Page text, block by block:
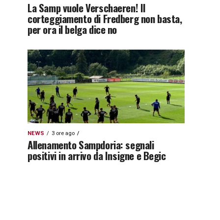
La Samp vuole Verschaeren! Il
corteggiamento di Fredberg non basta,
per ora il belga dice no
NEWS 3 ore ago
Allenamento Sampdoria: segnali
positivi in arrivo da Insigne e Begic